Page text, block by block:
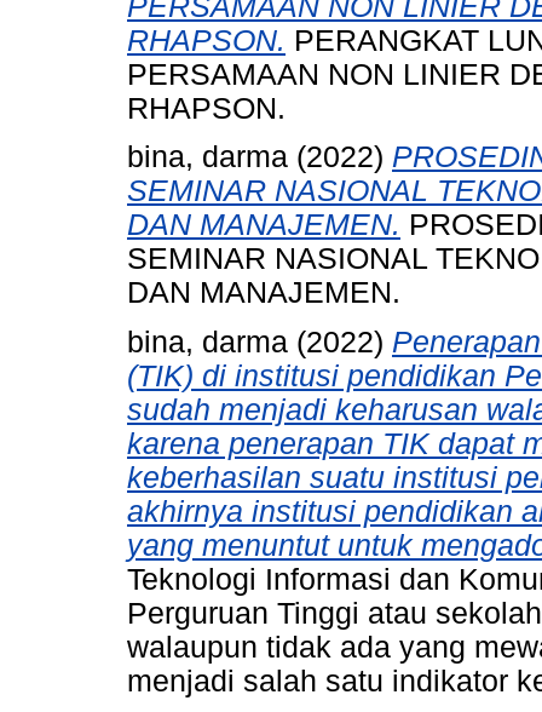
RHAPSON. PERANGKAT
PERSAMAAN NON LINIER
RHAPSON.
bina, darma (2022)
SEMINAR NASIONAL
DAN MANAJEMEN.
SEMINAR NASIONAL
DAN MANAJEMEN.
bina, darma (2022)
(TIK) di institusi pendidikan
sudah menjadi keharusan
karena penerapan TIK dapat
keberhasilan suatu institusi
akhirnya institusi pendidikan
yang menuntut untuk
Teknologi Informasi dan
Perguruan Tinggi atau
walaupun tidak ada yang
menjadi salah satu indikator